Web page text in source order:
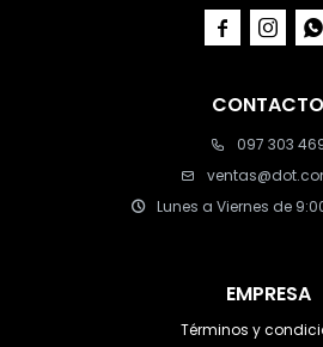
CONTACTO
097 303
Lunes a Viernes de
EMPRESA
Términos y
  